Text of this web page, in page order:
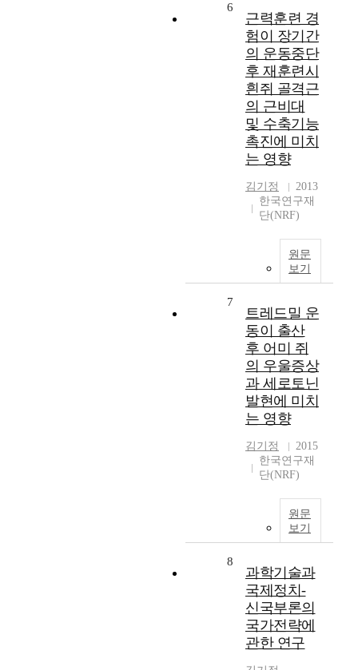
6
근력훈련 경
험이 장기간
의 운동중단
후 재훈련시
흰쥐 골격근
의 근비대
및 수축기능
촉진에 미치
는 영향
김기정
2013
한국연구재
단(NRF)
원문
보기
7
트레드밀 운
동이 출산
후 어미 쥐
의 우울증상
과 세로토닌
발현에 미치
는 영향
김기정
2015
한국연구재
단(NRF)
원문
보기
8
과학기술과
국제정치-
신국부론의
국가전략에
관한 연구